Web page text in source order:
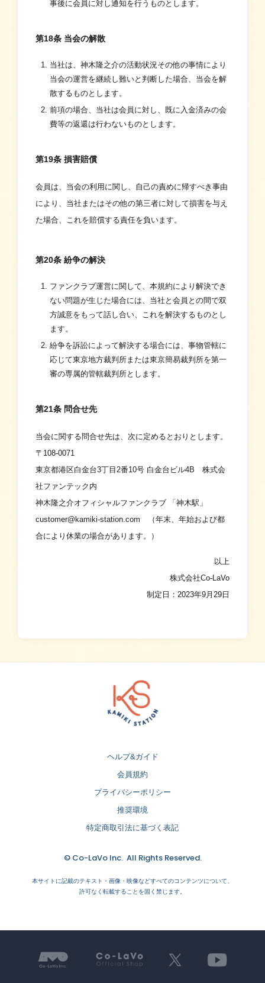
事後に会員に対し通知を行うものとします。
第18条 当会の解散
当社は、神木隆之介の活動状況その他の事情により
当会の運営を継続し難いと判断した場合、当会を解
散するものとします。
前項の場合、当社は会員に対し、既に入金済みの会
費等の返還は行わないものとします。
第19条 損害賠償
会員は、当会の利用に関し、自己の責めに帰すべき事由
により、当社またはその他の第三者に対して損害を与え
た場合、これを賠償する責任を負います。
第20条 紛争の解決
ファンクラブ運営に関して、本規約により解決でき
ない問題が生じた場合には、当社と会員との間で双
方誠意をもって話し合い、これを解決するものとし
ます。
紛争を訴訟によって解決する場合には、事物管轄に
応じて東京地方裁判所または東京簡易裁判所を第一
審の専属的管轄裁判所とします。
第21条 問合せ先
当会に関する問合せ先は、次に定めるとおりとします。
〒108-0071
東京都港区白金台3丁目2番10号 白金台ビル4B 株式会
社ファンテック内
神木隆之介オフィシャルファンクラブ 「神木駅」
customer@kamiki-station.com （年末、年始および都
合により休業の場合があります。）
以上
株式会社Co-LaVo
制定日：2023年9月29日
ヘルプ&ガイド
会員規約
プライバシーポリシー
推奨環境
特定商取引法に基づく表記
© Co-LaVo Inc. All Rights Reserved.
本サイトに記載のテキスト・画像・映像などすべてのコンテンツについて、
許可なく転載することを固く禁じます。